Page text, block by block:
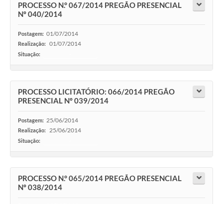
PROCESSO N.° 067/2014 PREGÃO PRESENCIAL
Nº 040/2014
Postagem: 01/07/2014
Realização: 01/07/2014
Situação:
PROCESSO LICITATÓRIO: 066/2014 PREGÃO
PRESENCIAL Nº 039/2014
Postagem: 25/06/2014
Realização: 25/06/2014
Situação:
PROCESSO N.° 065/2014 PREGÃO PRESENCIAL
Nº 038/2014